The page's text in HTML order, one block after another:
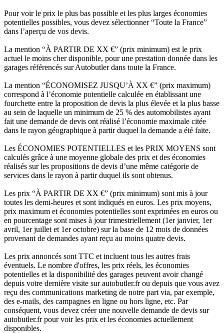
Pour voir le prix le plus bas possible et les plus larges économies
potentielles possibles, vous devez sélectionner “Toute la France”
dans l’aperçu de vos devis.
La mention “À PARTIR DE XX €” (prix minimum) est le prix
actuel le moins cher disponible, pour une prestation donnée dans les
garages référencés sur Autobutler dans toute la France.
La mention “ÉCONOMISEZ JUSQU’À XX €” (prix maximum)
correspond à l’économie potentielle calculée en établissant une
fourchette entre la proposition de devis la plus élevée et la plus basse
au sein de laquelle un minimum de 25 % des automobilistes ayant
fait une demande de devis ont réalisé l’économie maximale citée
dans le rayon géographique à partir duquel la demande a été faite.
Les ÉCONOMIES POTENTIELLES et les PRIX MOYENS sont
calculés grâce à une moyenne globale des prix et des économies
réalisés sur les propositions de devis d’une même catégorie de
services dans le rayon à partir duquel ils sont obtenus.
Les prix “À PARTIR DE XX €” (prix minimum) sont mis à jour
toutes les demi-heures et sont indiqués en euros. Les prix moyens,
prix maximum et économies potentielles sont exprimées en euros ou
en pourcentage sont mises à jour trimestriellement (1er janvier, 1er
avril, 1er juillet et 1er octobre) sur la base de 12 mois de données
provenant de demandes ayant reçu au moins quatre devis.
Les prix annoncés sont TTC et incluent tous les autres frais
éventuels. Le nombre d'offres, les prix réels, les économies
potentielles et la disponibilité des garages peuvent avoir changé
depuis votre dernière visite sur autobutler.fr ou depuis que vous avez
reçu des communications marketing de notre part via, par exemple,
des e-mails, des campagnes en ligne ou hors ligne, etc. Par
conséquent, vous devez créer une nouvelle demande de devis sur
autobutler.fr pour voir les prix et les économies actuellement
disponibles.